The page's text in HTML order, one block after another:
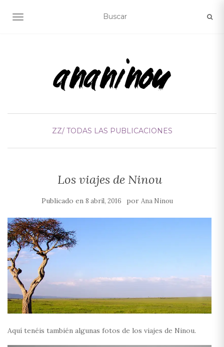
ALTERNAR NAVEGACIÓN
ZZ/ TODAS LAS PUBLICACIONES
Los viajes de Ninou
Publicado en 8 abril, 2016 por Ana Ninou
Aquí tenéis también algunas fotos de los viajes de Ninou.